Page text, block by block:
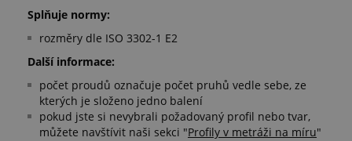
Splňuje normy:
rozměry dle ISO 3302-1 E2
Další informace:
počet proudů označuje počet pruhů vedle sebe, ze
kterých je složeno jedno balení
pokud jste si nevybrali požadovaný profil nebo tvar,
můžete navštívit naši sekci "Profily v metráži na míru"